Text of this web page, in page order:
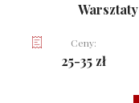
Warsztaty
Ceny:
25-35 zł